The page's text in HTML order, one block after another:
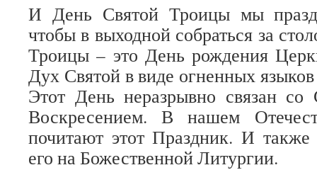
И День Святой Троицы мы
чтобы в выходной собраться за
Троицы – это День рождения
Дух Святой в виде огненных
Этот День неразрывно связан
Воскресением. В нашем
почитают этот Праздник. И также
его на Божественной Литургии.